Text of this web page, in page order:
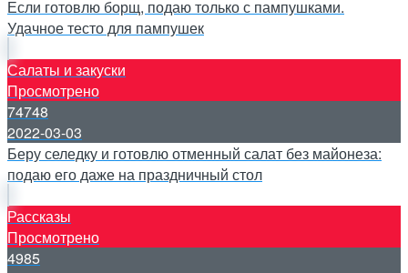
Если готовлю борщ, подаю только с пампушками.
Удачное тесто для пампушек
Салаты и закуски
Просмотрено
74748
2022-03-03
Беру селедку и готовлю отменный салат без майонеза:
подаю его даже на праздничный стол
Рассказы
Просмотрено
4985